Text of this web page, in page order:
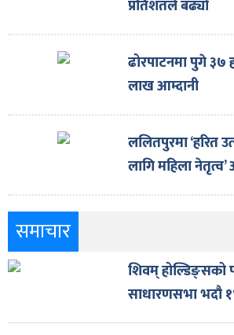
प्रतिशतले बढ्यो
ढोरपाटनमा पुगे ३७
लाख आम्दानी
ललितपुरमा ‘हरित
लागि महिला
समाचार
शिवम् होल्डिङ्सको
साधारणसभा भदौ